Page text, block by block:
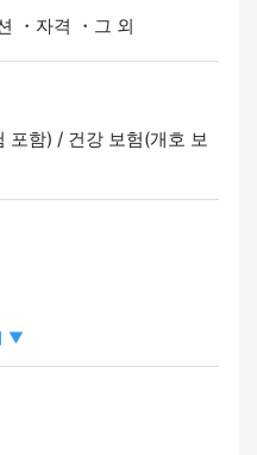
・자격 ・그 외
포함) / 건강 보험(개호 보
▼